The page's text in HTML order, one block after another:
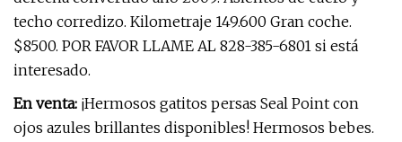
techo corredizo. Kilometraje 149.600 Gran coche.
$8500. POR FAVOR LLAME AL 828-385-6801 si está
interesado.
En venta: ¡Hermosos gatitos persas Seal Point con
ojos azules brillantes disponibles! Hermosos bebes.